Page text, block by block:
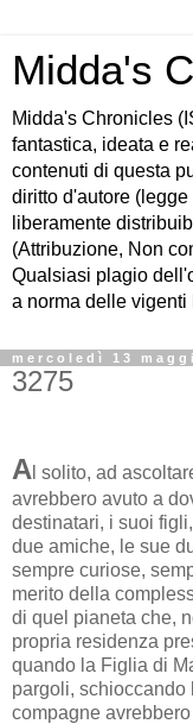
Midda's
Midda's Chronicles
fantastica, ideata e
contenuti di questa
diritto d'autore
liberamente
(Attribuzione, Non
Qualsiasi plagio
a norma delle
mercoledì 13
3275
A l solito, ad
avrebbero avuto a
destinatari, i suoi
due amiche, le sue
sempre curiose,
merito della
di quel pianeta che,
propria residenza
quando la Figlia di
pargoli, schioccando
compagne